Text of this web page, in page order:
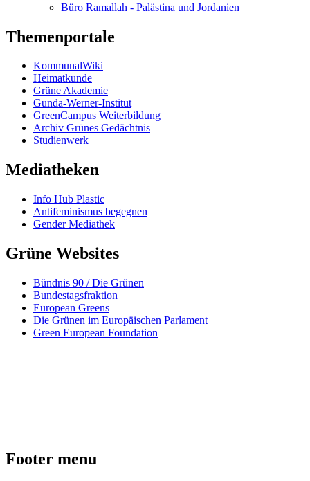
Büro Ramallah - Palästina und Jordanien
Themenportale
KommunalWiki
Heimatkunde
Grüne Akademie
Gunda-Werner-Institut
GreenCampus Weiterbildung
Archiv Grünes Gedächtnis
Studienwerk
Mediatheken
Info Hub Plastic
Antifeminismus begegnen
Gender Mediathek
Grüne Websites
Bündnis 90 / Die Grünen
Bundestagsfraktion
European Greens
Die Grünen im Europäischen Parlament
Green European Foundation
Footer menu